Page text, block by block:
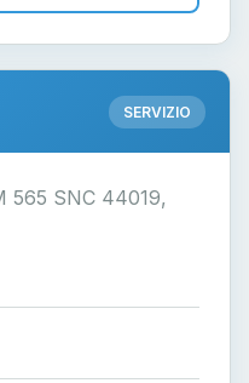
SERVIZIO
565 SNC 44019,